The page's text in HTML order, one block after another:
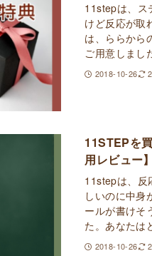
11stepは、ス
けど反応が取
は、ららから
ご用意しまし
2018-10-26
11STEPを
用レビュー】
11stepは、反
しいのに中身
ールが書けそ
た。あなたは
2018-10-26